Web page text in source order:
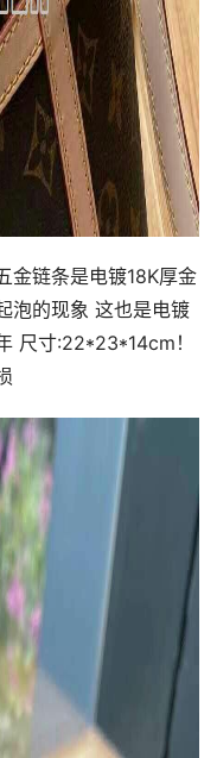
金链条是电镀18K厚金
泡的现象 这也是电镀
尺寸:22*23*14cm！